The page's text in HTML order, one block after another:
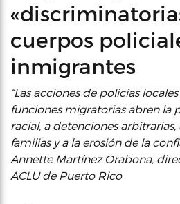
cuerpos
inmigrantes
“Las acciones de policías
funciones migratorias abren la
racial, a detenciones
familias y a la erosión de la
Annette Martínez Orabona,
ACLU de Puerto Rico